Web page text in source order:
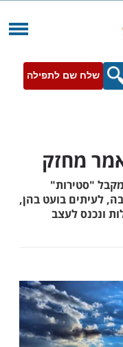
שם לתפילה
מחזק
לעצב